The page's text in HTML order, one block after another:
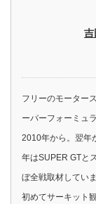
吉
フリーのモーター
ーパーフォーミュ
2010年から。翌年
年はSUPER GTと
ぼ全戦取材していま
初めてサーキット